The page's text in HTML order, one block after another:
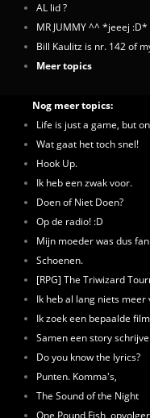
AL lid ?
MR JUMMY ^^ *jeeej :D*
Bill Kaulitz is nr. 142 of
Meer topics
Nog meer topics:
Life is just a game, but
Wat gaat het toch snel!
Hook Up.
Ik heb een zwak voor.
Doen of Niet Doen?
Op de radio! :D
Mijn moeder was dus
Schoenen.
[RPG] The Triwizard
Ik heb al lang niets meer
Ik zoek een bepaalde
Samen een story
Do you know the lyrics?
Punten. Komma's,
The Sound of the Night
One Pound Fish,